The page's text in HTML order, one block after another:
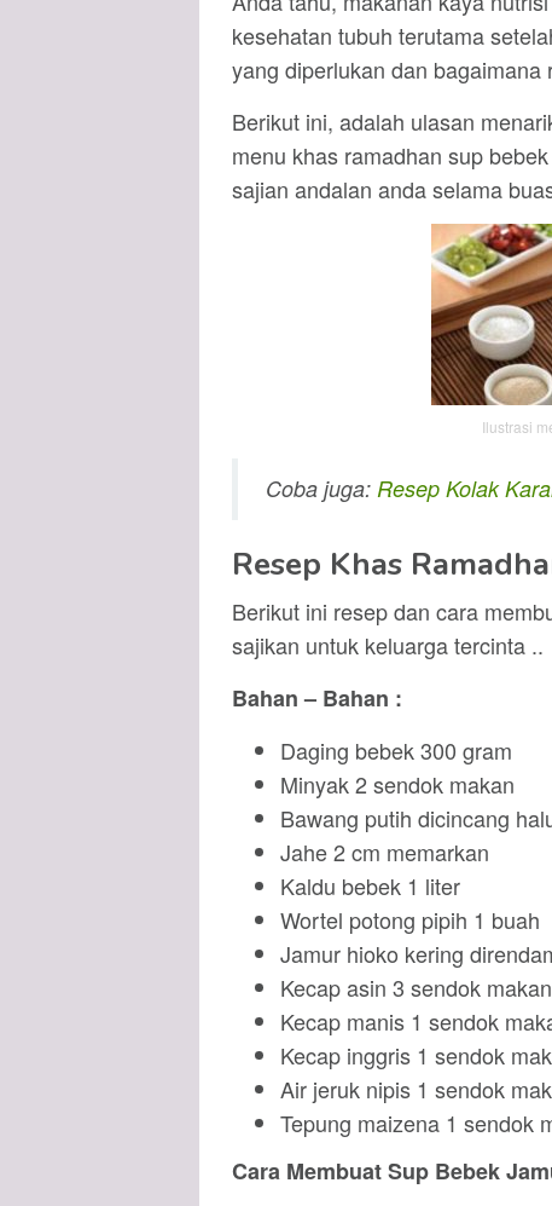
kesehatan tubuh terutama
yang diperlukan dan bagaimana
Berikut ini, adalah ulasan
menu khas ramadhan sup
sajian andalan anda selama
Ilustrasi
Coba juga: Resep Kolak
Resep Khas
Berikut ini resep dan cara
sajikan untuk keluarga tercinta ..
Bahan – Bahan :
Daging bebek 300 gram
Minyak 2 sendok makan
Bawang putih dicincang
Jahe 2 cm memarkan
Kaldu bebek 1 liter
Wortel potong pipih 1 buah
Jamur hioko kering
Kecap asin 3 sendok makan
Kecap manis 1 sendok
Kecap inggris 1 sendok
Air jeruk nipis 1 sendok
Tepung maizena 1 sendok
Cara Membuat Sup Bebek